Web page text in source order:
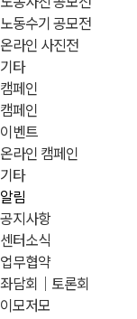
노동수기 공모전
온라인 사진전
기타
캠페인
캠페인
이벤트
온라인 캠페인
기타
알림
공지사항
센터소식
업무협약
좌담회｜토론회
이모저모